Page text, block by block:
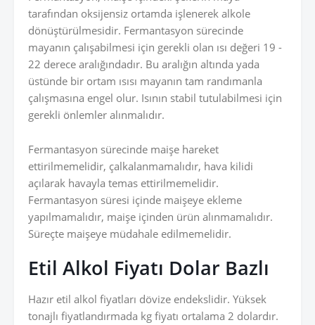
tarafından oksijensiz ortamda işlenerek alkole
dönüştürülmesidir. Fermantasyon sürecinde
mayanın çalışabilmesi için gerekli olan ısı değeri 19 -
22 derece aralığındadır. Bu aralığın altında yada
üstünde bir ortam ısısı mayanın tam randımanla
çalışmasına engel olur. Isının stabil tutulabilmesi için
gerekli önlemler alınmalıdır.
Fermantasyon sürecinde maişe hareket
ettirilmemelidir, çalkalanmamalıdır, hava kilidi
açılarak havayla temas ettirilmemelidir.
Fermantasyon süresi içinde maişeye ekleme
yapılmamalıdır, maişe içinden ürün alınmamalıdır.
Süreçte maişeye müdahale edilmemelidir.
Etil Alkol Fiyatı Dolar Bazlı
Hazır etil alkol fiyatları dövize endekslidir. Yüksek
tonajlı fiyatlandırmada kg fiyatı ortalama 2 dolardır.